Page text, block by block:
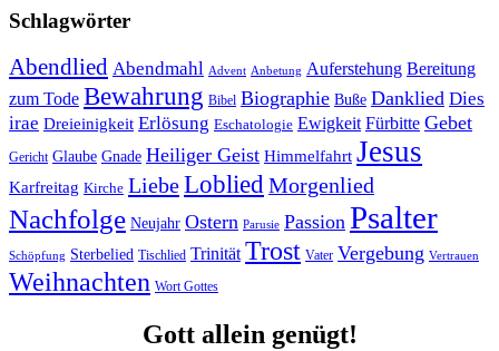
Schlagwörter
Abendlied Abendmahl Advent Anbetung Auferstehung Bereitung
zum Tode Bewahrung Bibel Biographie Buße Danklied Dies
irae Dreieinigkeit Erlösung Eschatologie Ewigkeit Fürbitte Gebet
Gericht Glaube Gnade Heiliger Geist Himmelfahrt Jesus
Karfreitag Kirche LiebeLobliedMorgenlied
Nachfolge Neujahr Ostern Parusie Passion Psalter
Schöpfung Sterbelied Tischlied Trinität Trost Vater Vergebung Vertrauen
Weihnachten Wort Gottes
Gott allein genügt!